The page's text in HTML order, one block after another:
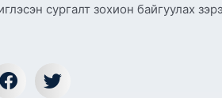
сургалт зохион байгуулах